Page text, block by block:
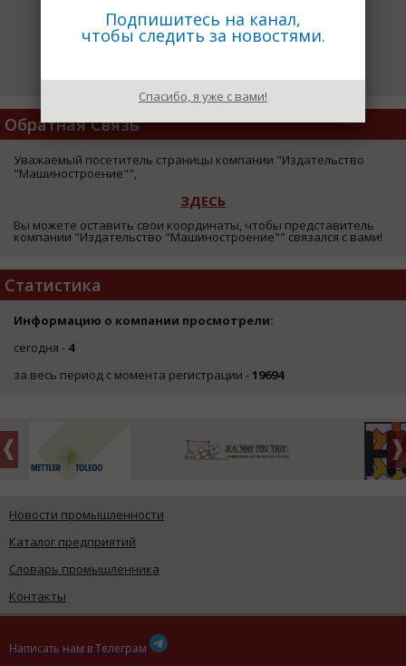
Обратная Связь
Уважаемый посетитель страницы компании "Издательство
"Машиностроение"",
ЗДЕСЬ
Вы можете оставить свои координаты, чтобы представитель
компании "Издательство "Машиностроение"" связался с вами!
Статистика
Информацию о компании просмотрели:
сегодня - 4
за весь период с момента регистрации -19694
Новости промышленности
Каталог предприятий
Словарь промышленника
Контакты
Написать нам в Телеграм
Подпишитесь на канал,
чтобы следить за новостями.
Спасибо, я уже с вами!